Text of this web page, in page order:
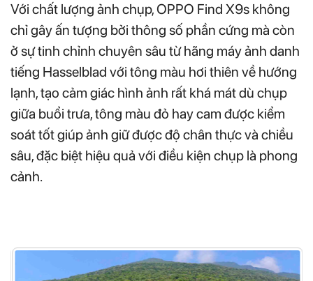
Với chất lượng ảnh chụp, OPPO Find X9s không
chỉ gây ấn tượng bởi thông số phần cứng mà còn
ở sự tinh chỉnh chuyên sâu từ hãng máy ảnh danh
tiếng Hasselblad với tông màu hơi thiên về hướng
lạnh, tạo cảm giác hình ảnh rất khá mát dù chụp
giữa buổi trưa, tông màu đỏ hay cam được kiểm
soát tốt giúp ảnh giữ được độ chân thực và chiều
sâu, đặc biệt hiệu quả với điều kiện chụp là phong
cảnh.